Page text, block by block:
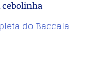
cebolinha
do Baccala